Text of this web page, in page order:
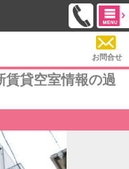
お問合せ
賃貸空室情報の過